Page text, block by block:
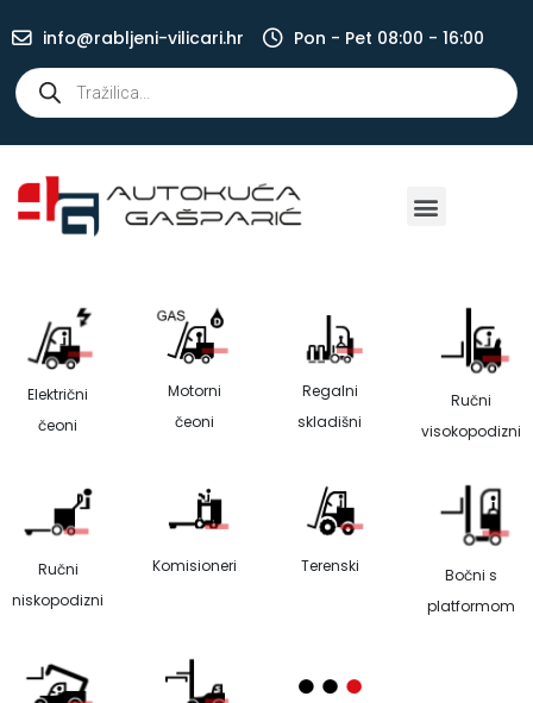
info@rabljeni-vilicari.hr Pon - Pet 08:00 - 16:00
Električni
čeoni
Motorni
čeoni
Regalni
skladišni
Ručni
visokopodizni
Ručni
niskopodizni
Komisioneri Terenski
Bočni s
platformom